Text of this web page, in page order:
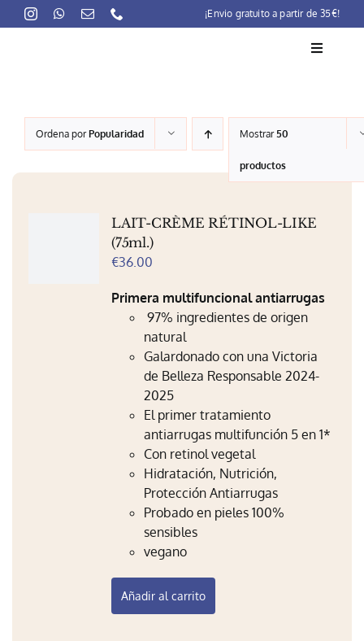
to
¡Envio gratuito a partir de 35€!
Toggle
La marca
Lait-Crème Concentré
Productos
Preocupaciones
Puntos venta
Contacto
Mi Perfil
Carrito
Ordena porPopularidad Mostrar50
productos
LAIT-CRÈME RÉTINOL-LIKE
(75ml.)
€36.00
Primera multifuncional antiarrugas
97% ingredientes de origen
natural
Galardonado con una Victoria
de Belleza Responsable 2024-
2025
El primer tratamiento
antiarrugas multifunción 5 en 1*
Con retinol vegetal
Hidratación, Nutrición,
Protección Antiarrugas
Probado en pieles 100%
sensibles
vegano
Añadir al carrito